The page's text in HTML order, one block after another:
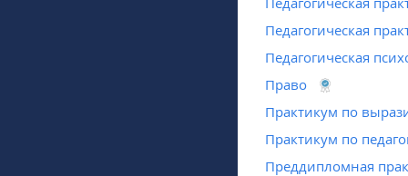
Педагогическая
Педагогическая
Право
Практикум по
Практикум по
Преддипломная